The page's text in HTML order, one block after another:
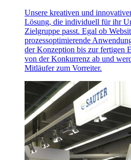
Unsere kreativen und
Lösung, die individuell für ihr
Zielgruppe passt. Egal ob
prozessoptimierende
der Konzeption bis zur fertigen
von der Konkurrenz ab und
Mitläufer zum Vorreiter.